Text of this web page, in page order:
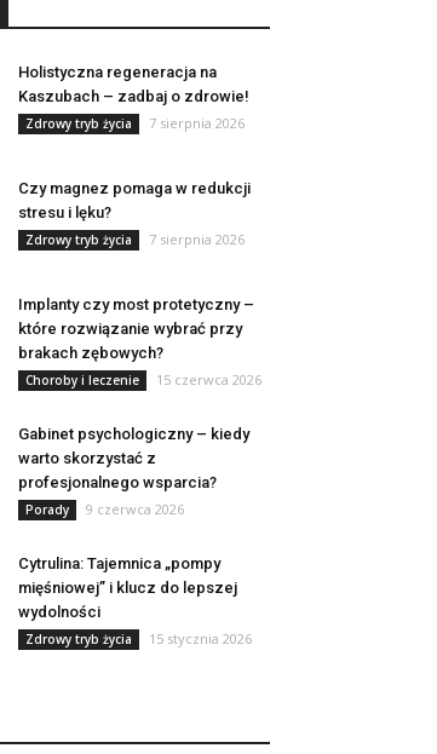
Holistyczna regeneracja na
Kaszubach – zadbaj o zdrowie!
Zdrowy tryb życia 7 sierpnia 2026
Czy magnez pomaga w redukcji
stresu i lęku?
Zdrowy tryb życia 7 sierpnia 2026
Implanty czy most protetyczny –
które rozwiązanie wybrać przy
brakach zębowych?
Choroby i leczenie 15 czerwca 2026
Gabinet psychologiczny – kiedy
warto skorzystać z
profesjonalnego wsparcia?
Porady 9 czerwca 2026
Cytrulina: Tajemnica „pompy
mięśniowej” i klucz do lepszej
wydolności
Zdrowy tryb życia 15 stycznia 2026